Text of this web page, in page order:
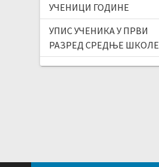
УЧЕНИЦИ ГОДИНЕ
УПИС УЧЕНИКА У ПРВИ
РАЗРЕД СРЕДЊЕ ШКОЛЕ